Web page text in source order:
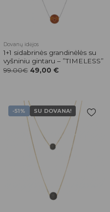
Dovanų idėjos
1+1 sidabrinės grandinėlės su
vyšniniu gintaru – ”TIMELESS”
99.00€ 49,00 €
-51% SU DOVANA!
Pridėti į
patikusios